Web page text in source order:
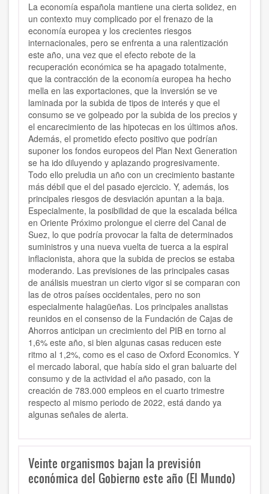
La economía española mantiene una cierta solidez, en
un contexto muy complicado por el frenazo de la
economía europea y los crecientes riesgos
internacionales, pero se enfrenta a una ralentización
este año, una vez que el efecto rebote de la
recuperación económica se ha apagado totalmente,
que la contracción de la economía europea ha hecho
mella en las exportaciones, que la inversión se ve
laminada por la subida de tipos de interés y que el
consumo se ve golpeado por la subida de los precios y
el encarecimiento de las hipotecas en los últimos años.
Además, el prometido efecto positivo que podrían
suponer los fondos europeos del Plan Next Generation
se ha ido diluyendo y aplazando progresivamente.
Todo ello preludia un año con un crecimiento bastante
más débil que el del pasado ejercicio. Y, además, los
principales riesgos de desviación apuntan a la baja.
Especialmente, la posibilidad de que la escalada bélica
en Oriente Próximo prolongue el cierre del Canal de
Suez, lo que podría provocar la falta de determinados
suministros y una nueva vuelta de tuerca a la espiral
inflacionista, ahora que la subida de precios se estaba
moderando. Las previsiones de las principales casas
de análisis muestran un cierto vigor si se comparan con
las de otros países occidentales, pero no son
especialmente halagüeñas. Los principales analistas
reunidos en el consenso de la Fundación de Cajas de
Ahorros anticipan un crecimiento del PIB en torno al
1,6% este año, si bien algunas casas reducen este
ritmo al 1,2%, como es el caso de Oxford Economics. Y
el mercado laboral, que había sido el gran baluarte del
consumo y de la actividad el año pasado, con la
creación de 783.000 empleos en el cuarto trimestre
respecto al mismo periodo de 2022, está dando ya
algunas señales de alerta.
Veinte organismos bajan la previsión
económica del Gobierno este año (El Mundo)